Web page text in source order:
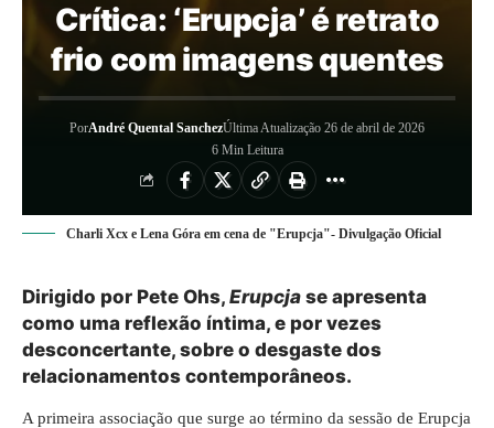
Crítica: ‘Erupcja’ é retrato
frio com imagens quentes
PorAndré Quental SanchezÚltima Atualização 26 de abril de 2026
6 Min Leitura
Charli Xcx e Lena Góra em cena de "Erupcja"- Divulgação Oficial
Dirigido por Pete Ohs, Erupcja se apresenta
como uma reflexão íntima, e por vezes
desconcertante, sobre o desgaste dos
relacionamentos contemporâneos.
A primeira associação que surge ao término da sessão de Erupcja